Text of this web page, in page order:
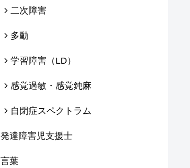
二次障害
多動
学習障害（LD）
感覚過敏・感覚鈍麻
自閉症スペクトラム
発達障害児支援士
言葉